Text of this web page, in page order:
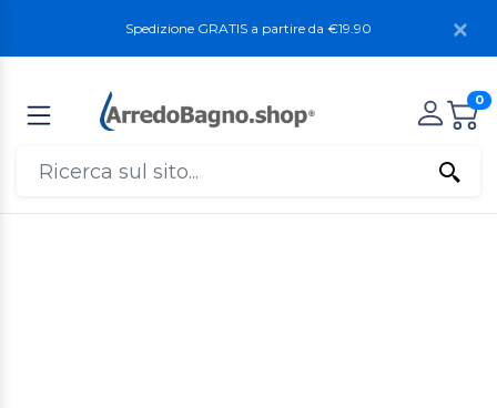
Spedizione GRATIS a partire da €19.90
0